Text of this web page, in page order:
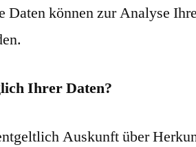
Daten können zur Analyse
Ihrer Daten?
Auskunft über